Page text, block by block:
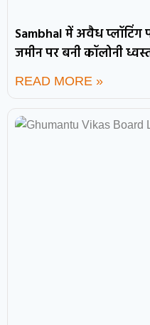
Sambhal में अवैध
जमीन पर बनी कॉलोनी
READ MORE »